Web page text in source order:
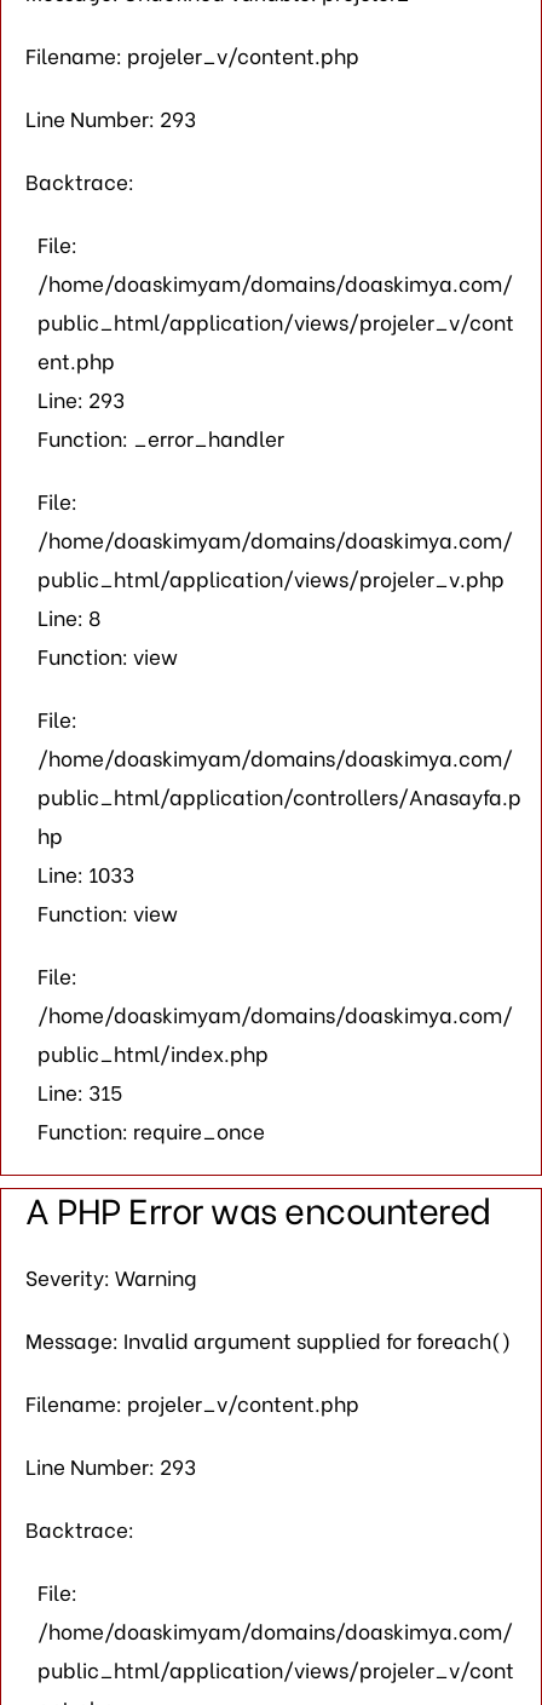
Filename: projeler_v/content.php
Line Number: 293
Backtrace:
File:
/home/doaskimyam/domains/doaskimya.com/
public_html/application/views/projeler_v/cont
ent.php
Line: 293
Function: _error_handler
File:
/home/doaskimyam/domains/doaskimya.com/
public_html/application/views/projeler_v.php
Line: 8
Function: view
File:
/home/doaskimyam/domains/doaskimya.com/
public_html/application/controllers/Anasayfa.p
hp
Line: 1033
Function: view
File:
/home/doaskimyam/domains/doaskimya.com/
public_html/index.php
Line: 315
Function: require_once
A PHP Error was encountered
Severity: Warning
Message: Invalid argument supplied for foreach()
Filename: projeler_v/content.php
Line Number: 293
Backtrace:
File:
/home/doaskimyam/domains/doaskimya.com/
public_html/application/views/projeler_v/cont